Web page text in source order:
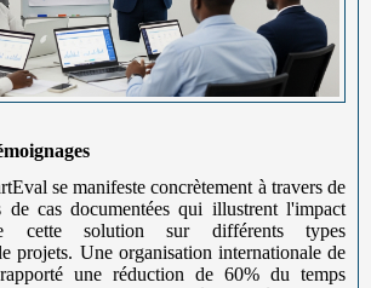
se manifeste concrètement à travers de
de cas documentées qui illustrent l'impact
cette solution sur différents types
projets. Une organisation internationale de
une réduction de 60% du temps